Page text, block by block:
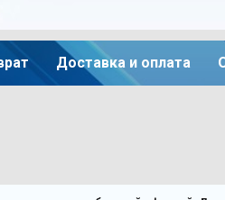
Доставка и оплата